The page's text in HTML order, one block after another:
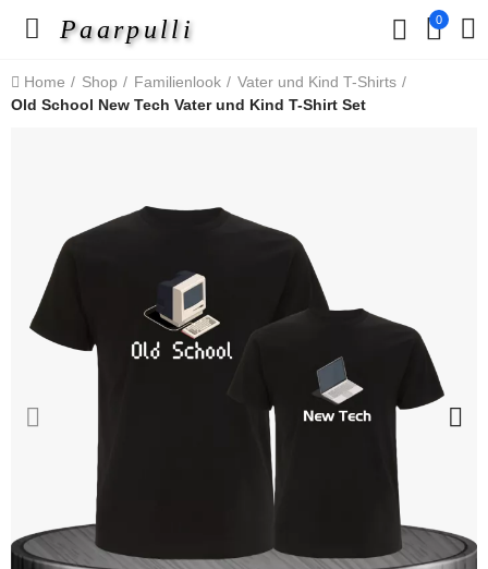
Paarpulli 0
Home Shop Familienlook
Vater und Kind T-Shirts
Old School New Tech Vater und Kind T-Shirt Set